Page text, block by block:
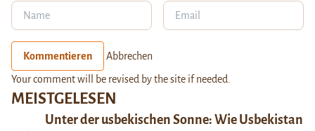
MEISTGELESEN
Unter der usbekischen Sonne: Wie Usbekistan
Kommentieren Abbrechen
Your comment will be revised by the site if needed.